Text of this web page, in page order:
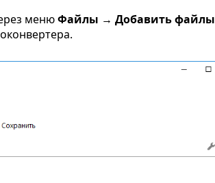
менюФайлы → Добавить файлы